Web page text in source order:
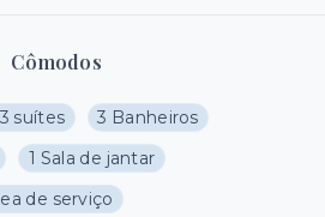
Cômodos
suítes
3 Banheiros
1 Sala de jantar
de serviço